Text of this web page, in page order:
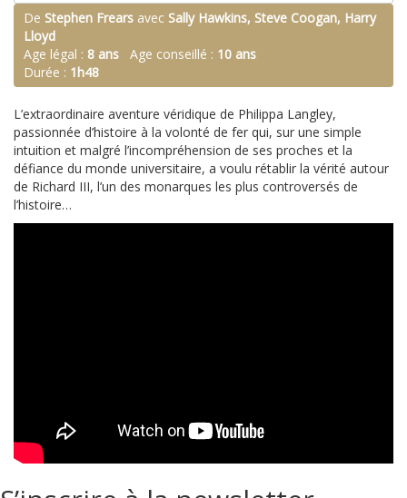
De Stephen Frears avec Sally Hawkins, Steve Coogan, Harry
Lloyd
Age légal : 8 ans Age conseillé : 10 ans
Durée : 1h48
L’extraordinaire aventure véridique de Philippa Langley,
passionnée d’histoire à la volonté de fer qui, sur une simple
intuition et malgré l’incompréhension de ses proches et la
défiance du monde universitaire, a voulu rétablir la vérité autour
de Richard III, l’un des monarques les plus controversés de
l’histoire…